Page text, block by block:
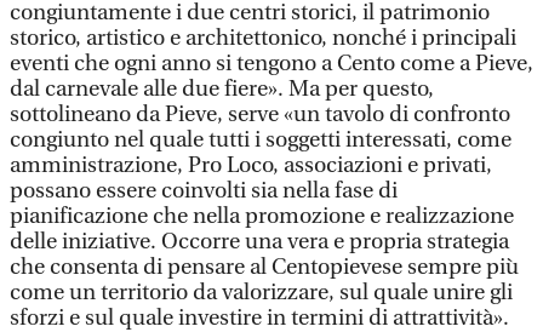
congiuntamente i due centri storici, il patrimonio
storico, artistico e architettonico, nonché i principali
eventi che ogni anno si tengono a Cento come a Pieve,
dal carnevale alle due fiere». Ma per questo,
sottolineano da Pieve, serve «un tavolo di confronto
congiunto nel quale tutti i soggetti interessati, come
amministrazione, Pro Loco, associazioni e privati,
possano essere coinvolti sia nella fase di
pianificazione che nella promozione e realizzazione
delle iniziative. Occorre una vera e propria strategia
che consenta di pensare al Centopievese sempre più
come un territorio da valorizzare, sul quale unire gli
sforzi e sul quale investire in termini di attrattività».